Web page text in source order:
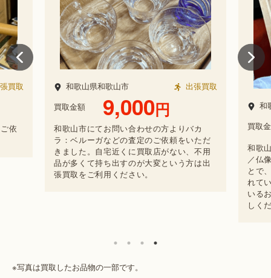
買取
依
和歌山県和歌山市
出張買取
買取金額
9,000円
和歌山市にてお問い合わせの方よりバカ
ラ：ベルーガなどの査定のご依頼をいただ
きました。自宅近くに買取店がない、不用
品が多くて持ち出すのが大変という方は出
張買取をご利用ください。
和
買取
和歌
／仏
とで
れて
いる
しく
※写真は買取したお品物の一部です。